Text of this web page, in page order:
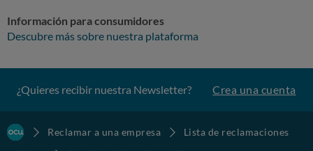
Información para consumidores
Descubre más sobre nuestra plataforma
¿Quieres recibir nuestra Newsletter? Crea una cuenta
Reclamar a una empresa
Lista de reclamaciones